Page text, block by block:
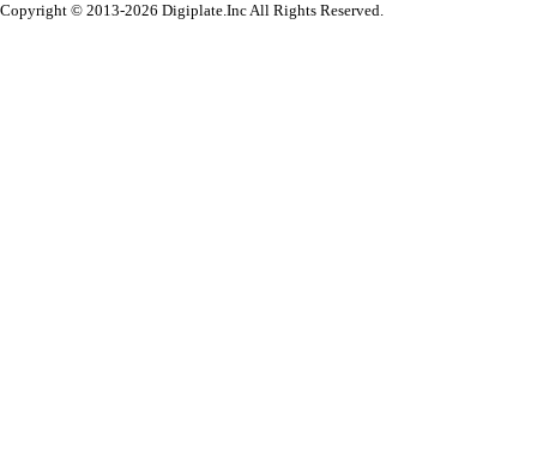
Copyright © 2013-2026 Digiplate.Inc All Rights Reserved.